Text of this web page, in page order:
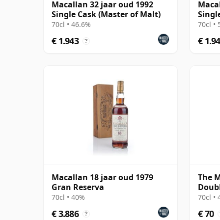
Macallan 32 jaar oud 1992
Single Cask (Master of Malt)
70cl • 46.6%
€ 1.943 ?
70cl •
€
Macallan 18 jaar oud 1979
Gran Reserva
70cl • 40%
€ 3.886 ?
The
70cl •
€ 70